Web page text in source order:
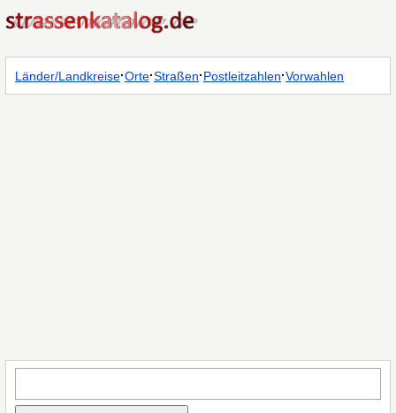
Länder/Landkreise·Orte·Straßen·Postleitzahlen·Vorwahlen